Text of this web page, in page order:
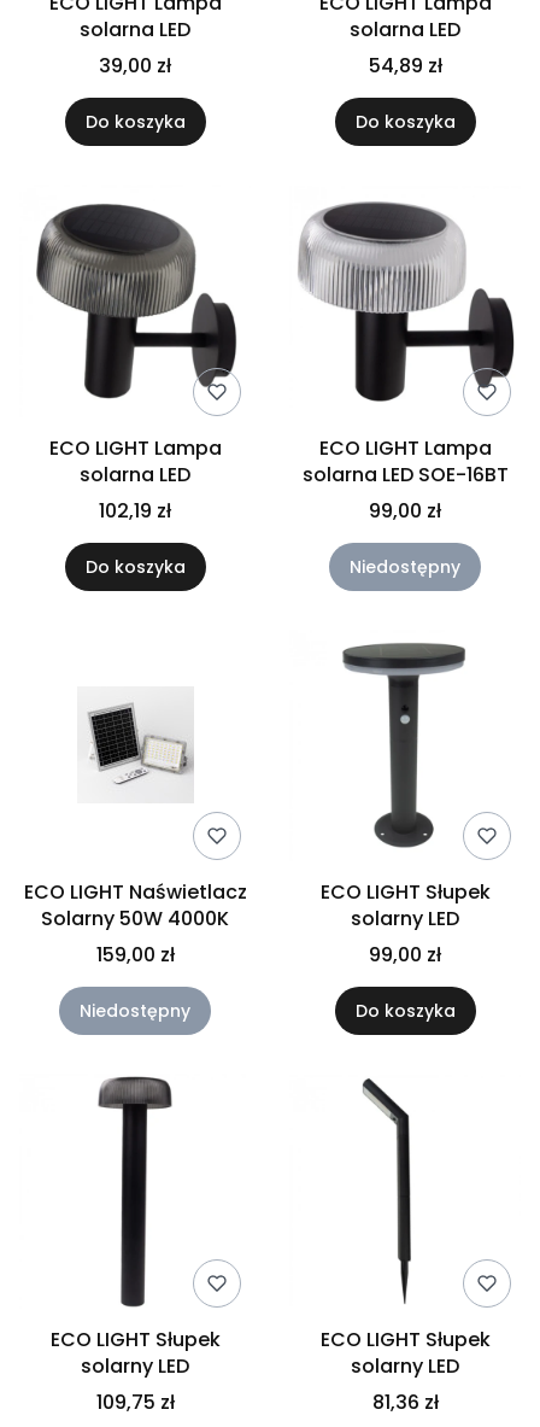
solarna LED
39,00 zł
Do koszyka
solarna LED
54,89 zł
Do koszyka
ECO LIGHT Lampa
solarna LED
102,19 zł
Do koszyka
ECO LIGHT Lampa
solarna LED SOE-16BT
99,00 zł
Niedostępny
ECO LIGHT Naświetlacz
Solarny 50W 4000K
159,00 zł
Niedostępny
ECO LIGHT Słupek
solarny LED
99,00 zł
Do koszyka
ECO LIGHT Słupek
solarny LED
109,75 zł
ECO LIGHT Słupek
solarny LED
81,36 zł